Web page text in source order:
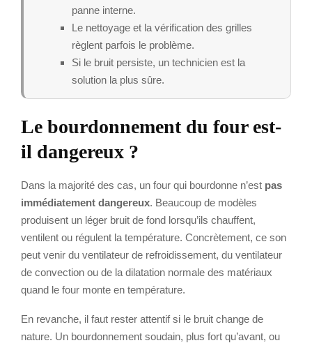
panne interne.
Le nettoyage et la vérification des grilles
règlent parfois le problème.
Si le bruit persiste, un technicien est la
solution la plus sûre.
Le bourdonnement du four est-
il dangereux ?
Dans la majorité des cas, un four qui bourdonne n’est pas
immédiatement dangereux. Beaucoup de modèles
produisent un léger bruit de fond lorsqu’ils chauffent,
ventilent ou régulent la température. Concrètement, ce son
peut venir du ventilateur de refroidissement, du ventilateur
de convection ou de la dilatation normale des matériaux
quand le four monte en température.
En revanche, il faut rester attentif si le bruit change de
nature. Un bourdonnement soudain, plus fort qu’avant, ou